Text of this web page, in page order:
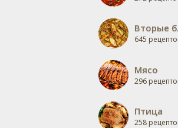
Вторые
645
Мясо
296
Птица
258